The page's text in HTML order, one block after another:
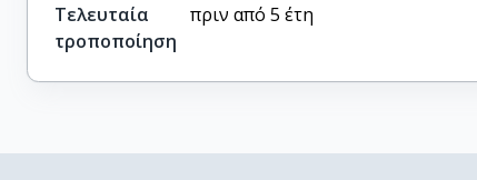
Τελευταία
τροποποίηση
πριν από 5 έτη